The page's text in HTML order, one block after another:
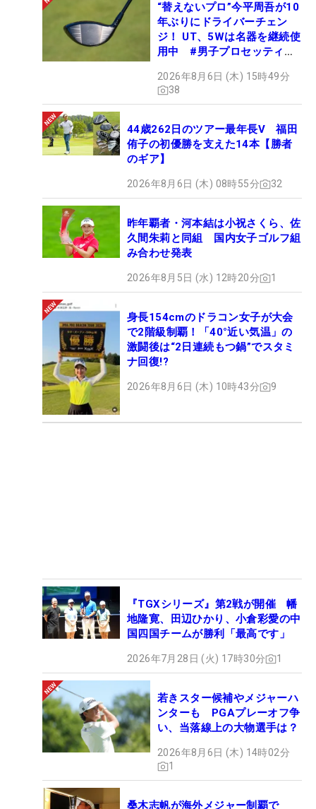
“替えないプロ”今平周吾が10
年ぶりにドライバーチェン
ジ！ UT、5Wは名器を継続使
用中 #男子プロセッティン
2026年8月6日 (木) 15時49分
38
44歳262日のツアー最年長V 福田
侑子の初優勝を支えた14本【勝者
のギア】
2026年8月6日 (木) 08時55分 32
昨年覇者・河本結は小祝さくら、佐
久間朱莉と同組 国内女子ゴルフ組
み合わせ発表
2026年8月5日 (水) 12時20分 1
身長154cmのドラコン女子が大会
で2階級制覇！「40°近い気温」の
激闘後は“2日連続もつ鍋”でスタミ
ナ回復!?
2026年8月6日 (木) 10時43分 9
『TGXシリーズ』第2戦が開催 幡
地隆寛、田辺ひかり、小倉彩愛の中
国四国チームが勝利「最高です」
2026年7月28日 (火) 17時30分 1
若きスター候補やメジャーハ
ンターも PGAプレーオフ争
い、当落線上の大物選手は？
2026年8月6日 (木) 14時02分
1
桑木志帆が海外メジャー制覇で